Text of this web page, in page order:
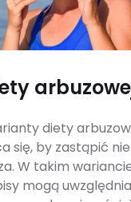
diety
się, by zastąpić
W takim
mogą